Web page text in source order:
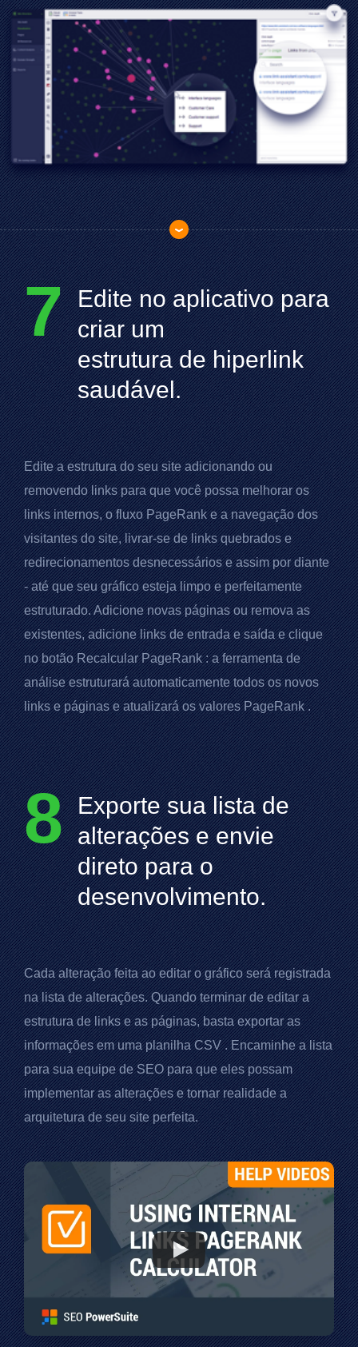
7 Edite no aplicativo para
criar um
estrutura de hiperlink
saudável.
Edite a estrutura do seu site adicionando ou
removendo links para que você possa melhorar os
links internos, o fluxoPageRanke a navegação dos
visitantes do site, livrar-se de links quebrados e
redirecionamentos desnecessários e assim por diante
- até que seu gráfico esteja limpo e perfeitamente
estruturado. Adicione novas páginas ou remova as
existentes, adicione links de entrada e saída e clique
no botão RecalcularPageRank: a ferramenta de
análise estruturará automaticamente todos os novos
links e páginas e atualizará os valoresPageRank.
8 Exporte sua lista de
alterações e envie
direto para o
desenvolvimento.
Cada alteração feita ao editar o gráfico será registrada
na lista de alterações. Quando terminar de editar a
estrutura de links e as páginas, basta exportar as
informações em uma planilhaCSV. Encaminhe a lista
para sua equipe de SEO para que eles possam
implementar as alterações e tornar realidade a
arquitetura de seu site perfeita.